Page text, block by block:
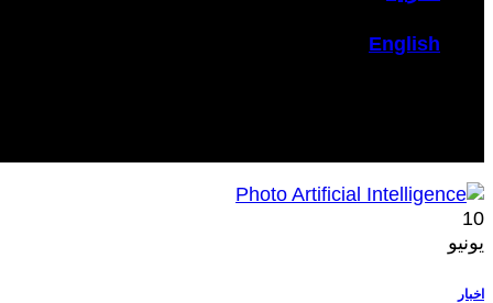
English
10
يونيو
اخبار